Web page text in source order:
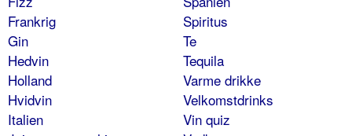
Frankrig
Gin
Hedvin
Holland
Hvidvin
Italien
Spiritus
Te
Tequila
Varme drikke
Velkomstdrinks
Vin quiz